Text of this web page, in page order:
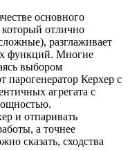
основного
который отлично
разглаживает
функций. Многие
выбором
парогенератор Керхер с
агрегата с
и отпаривать
а точнее
сказать, сходства